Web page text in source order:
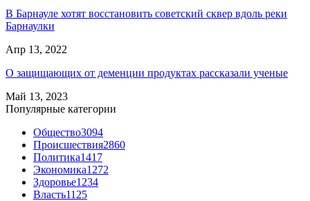
В Барнауле хотят восстановить советский сквер вдоль реки
Барнаулки
Апр 13, 2022
О защищающих от деменции продуктах рассказали ученые
Май 13, 2023
Популярные категории
Общество3094
Происшествия2860
Политика1417
Экономика1272
Здоровье1234
Власть1125